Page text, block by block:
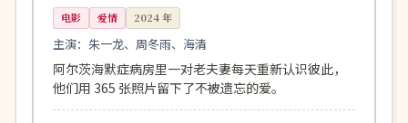
电影 爱情 2024年
主演：朱一龙、周冬雨、海清
阿尔茨海默症病房里一对老夫妻每天重新认识彼此，
他们用 365 张照片留下了不被遗忘的爱。